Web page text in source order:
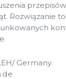
Rozwiązanie
Germany.